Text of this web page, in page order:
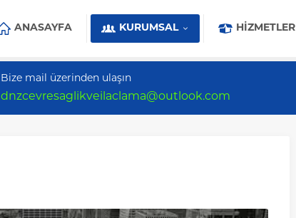
ANASAYFA KURUMSAL HIZMETLER
Bize mail üzerinden ulaşın
dnzcevresaglikveilaclama@outlook.com